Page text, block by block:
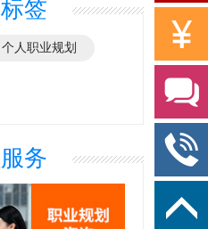
标签
个人职业规划
服务